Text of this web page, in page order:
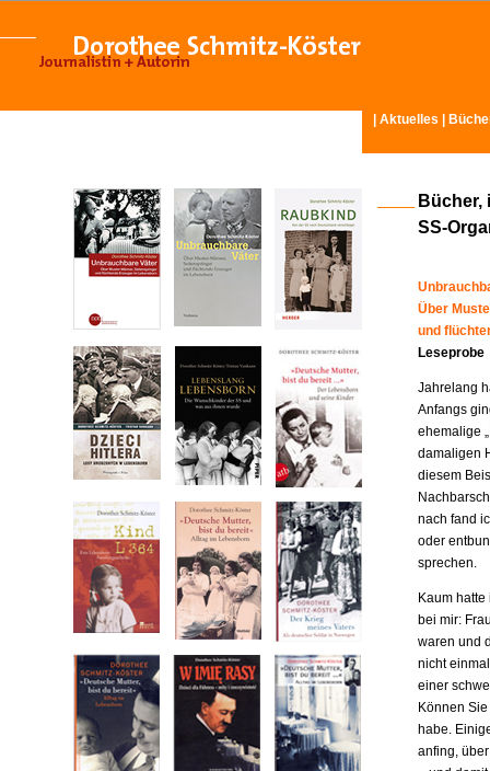
Aktuelles
Bücher,
SS-
Über
und
Leseprobe
Jahrelang
Anfangs
ehemalige
damaligen
diesem
nach fand
oder
sprechen.
Kaum
bei mir:
waren und
nicht
einer
Können
habe.
anfing,